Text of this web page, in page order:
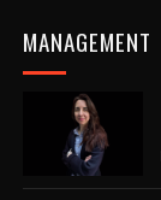
MANAGEMENT